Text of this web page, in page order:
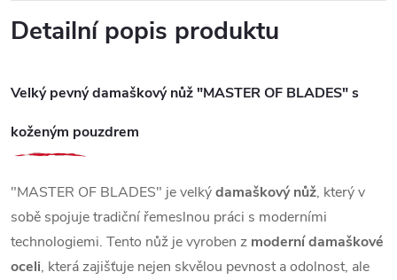
Detailní popis produktu
Velký pevný damaškový nůž "MASTER OF BLADES" s
koženým pouzdrem
"MASTER OF BLADES" je velkýdamaškový nůž, který v
sobě spojuje tradiční řemeslnou práci s moderními
technologiemi. Tento nůž je vyroben z moderní damaškové
oceli, která zajišťuje nejen skvělou pevnost a odolnost, ale